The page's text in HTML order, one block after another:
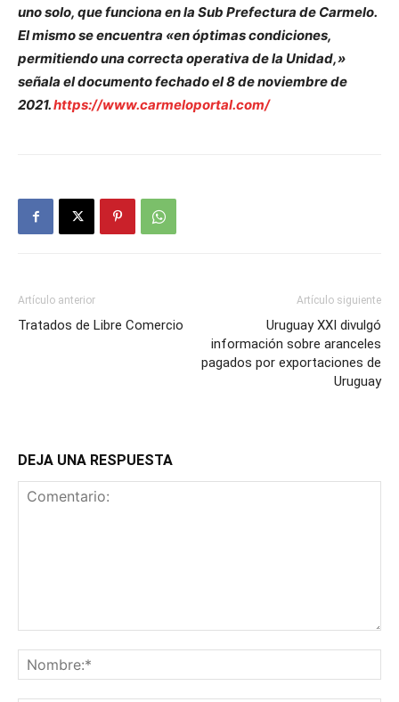
uno solo, que funciona en la Sub Prefectura de Carmelo.
El mismo se encuentra «en óptimas condiciones,
permitiendo una correcta operativa de la Unidad,»
señala el documento fechado el 8 de noviembre de
2021.https://www.carmeloportal.com/
Artículo anterior
Tratados de Libre Comercio
Artículo siguiente
Uruguay XXI divulgó
información sobre aranceles
pagados por exportaciones de
Uruguay
DEJA UNA RESPUESTA